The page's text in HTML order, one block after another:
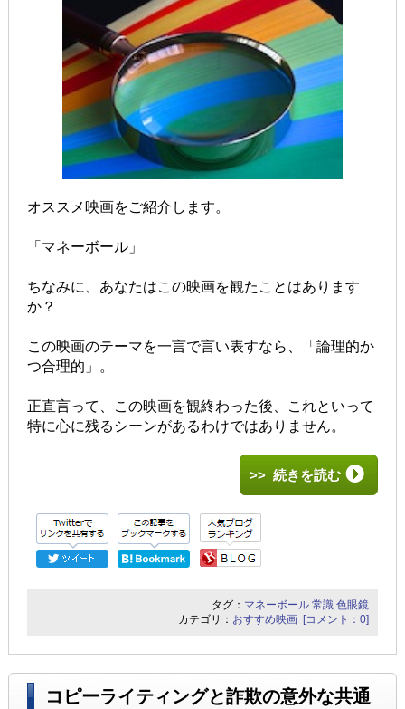
オススメ映画をご紹介します。
「マネーボール」
ちなみに、あなたはこの映画を観たことはあります
か？
この映画のテーマを一言で言い表すなら、「論理的か
つ合理的」。
正直言って、この映画を観終わった後、これといって
特に心に残るシーンがあるわけではありません。
>> 続きを読む
タグ： マネーボール 常識 色眼鏡
カテゴリ： おすすめ映画 [コメント：0]
コピーライティングと詐欺の意外な共通